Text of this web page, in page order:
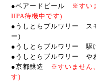
●ベアードビール
※すい
IIPA待機中です)
●うしとらブルワリー ス
ー)
●うしとらブルワリー 駆
●うしとらブルワリー や
●京都醸造
※すいません
す)